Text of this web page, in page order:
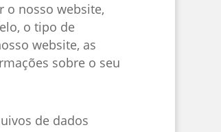
o nosso website,
o tipo de
website, as
sobre o seu
de dados